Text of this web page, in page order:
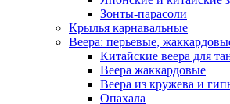
Зонты-парасоли
Крылья карнавальные
Веера: перьевые,
Китайские веера для
Веера жаккардовые
Веера из кружева и
Опахала